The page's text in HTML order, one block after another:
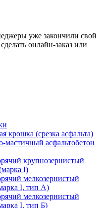
уже закончили свой
онлайн-заказ или
крошка (срезка асфальта)
мастичный асфальтобетон
крупнозернистый
I)
мелкозернистый
I, тип А)
мелкозернистый
I, тип Б)